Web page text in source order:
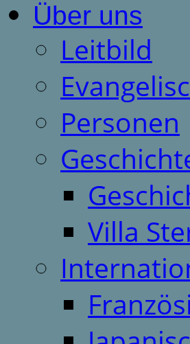
Über uns
Leitbild
Personen
Villa